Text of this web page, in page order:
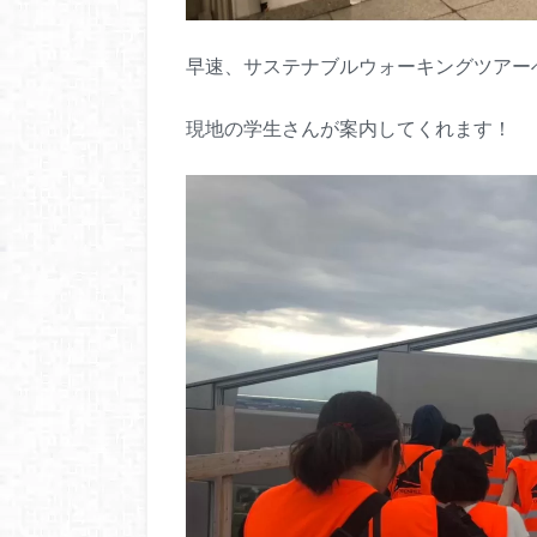
早速、サステナブルウォーキングツアー
現地の学生さんが案内してくれます！